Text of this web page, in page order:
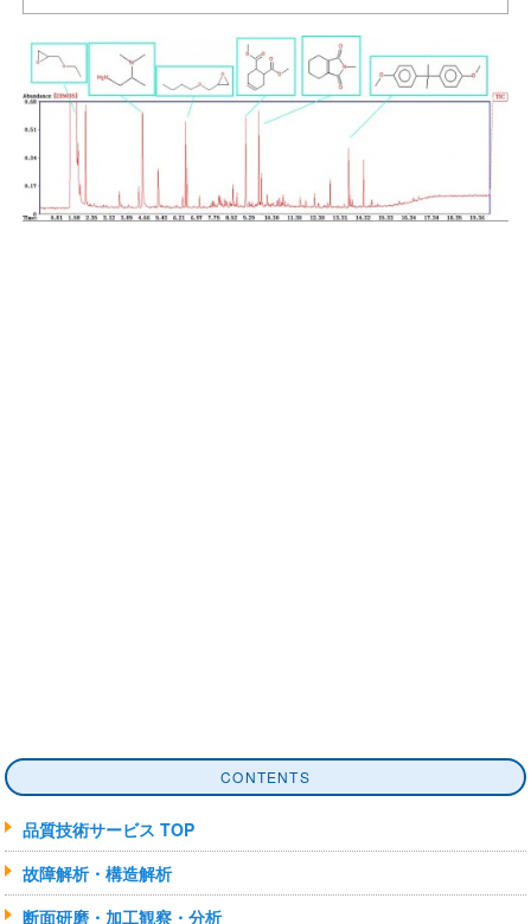
CONTENTS
品質技術サービス TOP
故障解析・構造解析
断面研磨・加工観察・分析